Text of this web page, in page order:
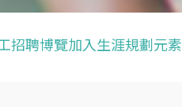
招聘博覽加入生涯規劃元素